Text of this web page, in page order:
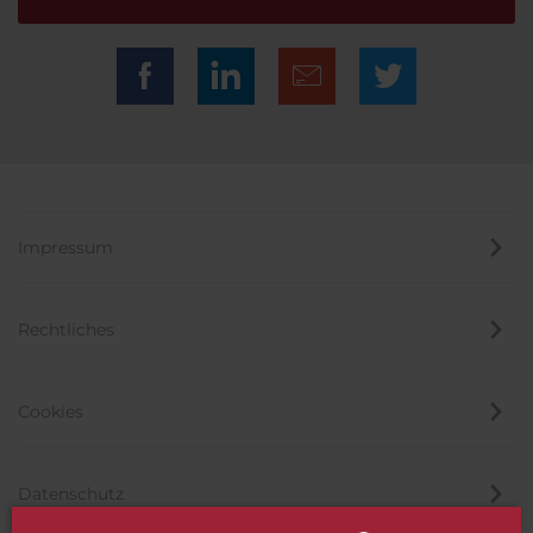
Impressum
Rechtliches
Cookies
Datenschutz